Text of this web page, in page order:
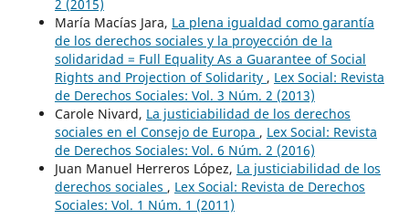
2 (2015)
María Macías Jara, La plena igualdad como garantía
de los derechos sociales y la proyección de la
solidaridad = Full Equality As a Guarantee of Social
Rights and Projection of Solidarity , Lex Social: Revista
de Derechos Sociales: Vol. 3 Núm. 2 (2013)
Carole Nivard, La justiciabilidad de los derechos
sociales en el Consejo de Europa , Lex Social: Revista
de Derechos Sociales: Vol. 6 Núm. 2 (2016)
Juan Manuel Herreros López, La justiciabilidad de los
derechos sociales , Lex Social: Revista de Derechos
Sociales: Vol. 1 Núm. 1 (2011)